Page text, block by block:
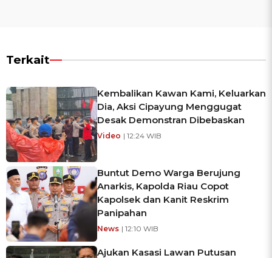
Terkait
Kembalikan Kawan Kami, Keluarkan
Dia, Aksi Cipayung Menggugat
Desak Demonstran Dibebaskan
Video | 12:24 WIB
Buntut Demo Warga Berujung
Anarkis, Kapolda Riau Copot
Kapolsek dan Kanit Reskrim
Panipahan
News | 12:10 WIB
Ajukan Kasasi Lawan Putusan